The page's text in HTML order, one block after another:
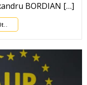
BORDIAN […]